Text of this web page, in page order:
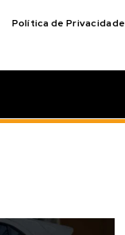
Política de Privacidade